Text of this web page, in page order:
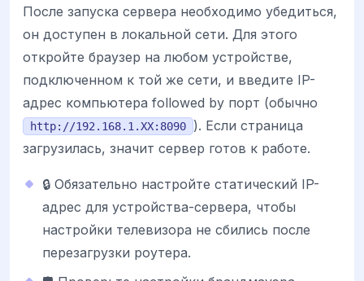
После запуска сервера необходимо убедиться,
он доступен в локальной сети. Для этого
откройте браузер на любом устройстве,
подключенном к той же сети, и введите IP-
адрес компьютера followed by порт (обычно
http://192.168.1.XX:8090
). Если страница
загрузилась, значит сервер готов к работе.
🔒 Обязательно настройте статический IP-
адрес для устройства-сервера, чтобы
настройки телевизора не сбились после
перезагрузки роутера.